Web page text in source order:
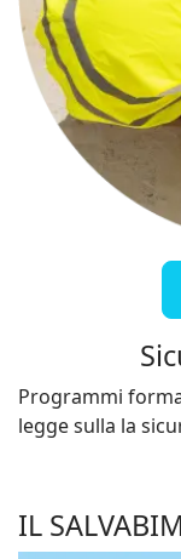
Programmi
legge sulla la
IL